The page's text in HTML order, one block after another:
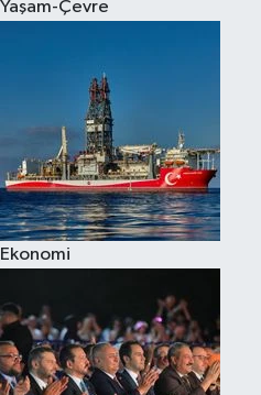
Yaşam-Çevre
Ekonomi